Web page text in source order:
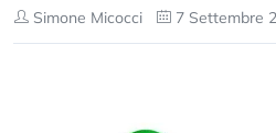
Simone Micocci 7 Settembre